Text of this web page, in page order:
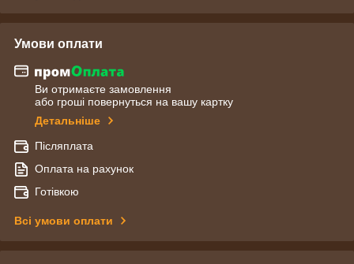
Умови оплати
Ви отримаєте замовлення
або гроші повернуться на вашу картку
Детальніше
Післяплата
Оплата на рахунок
Готівкою
Всі умови оплати